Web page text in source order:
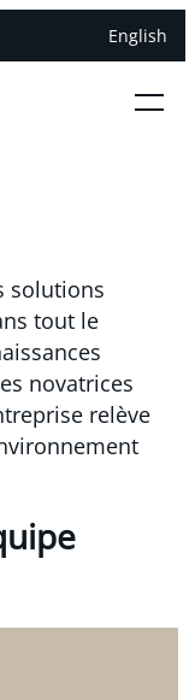
English
solutions
tout le
novatrices
relève